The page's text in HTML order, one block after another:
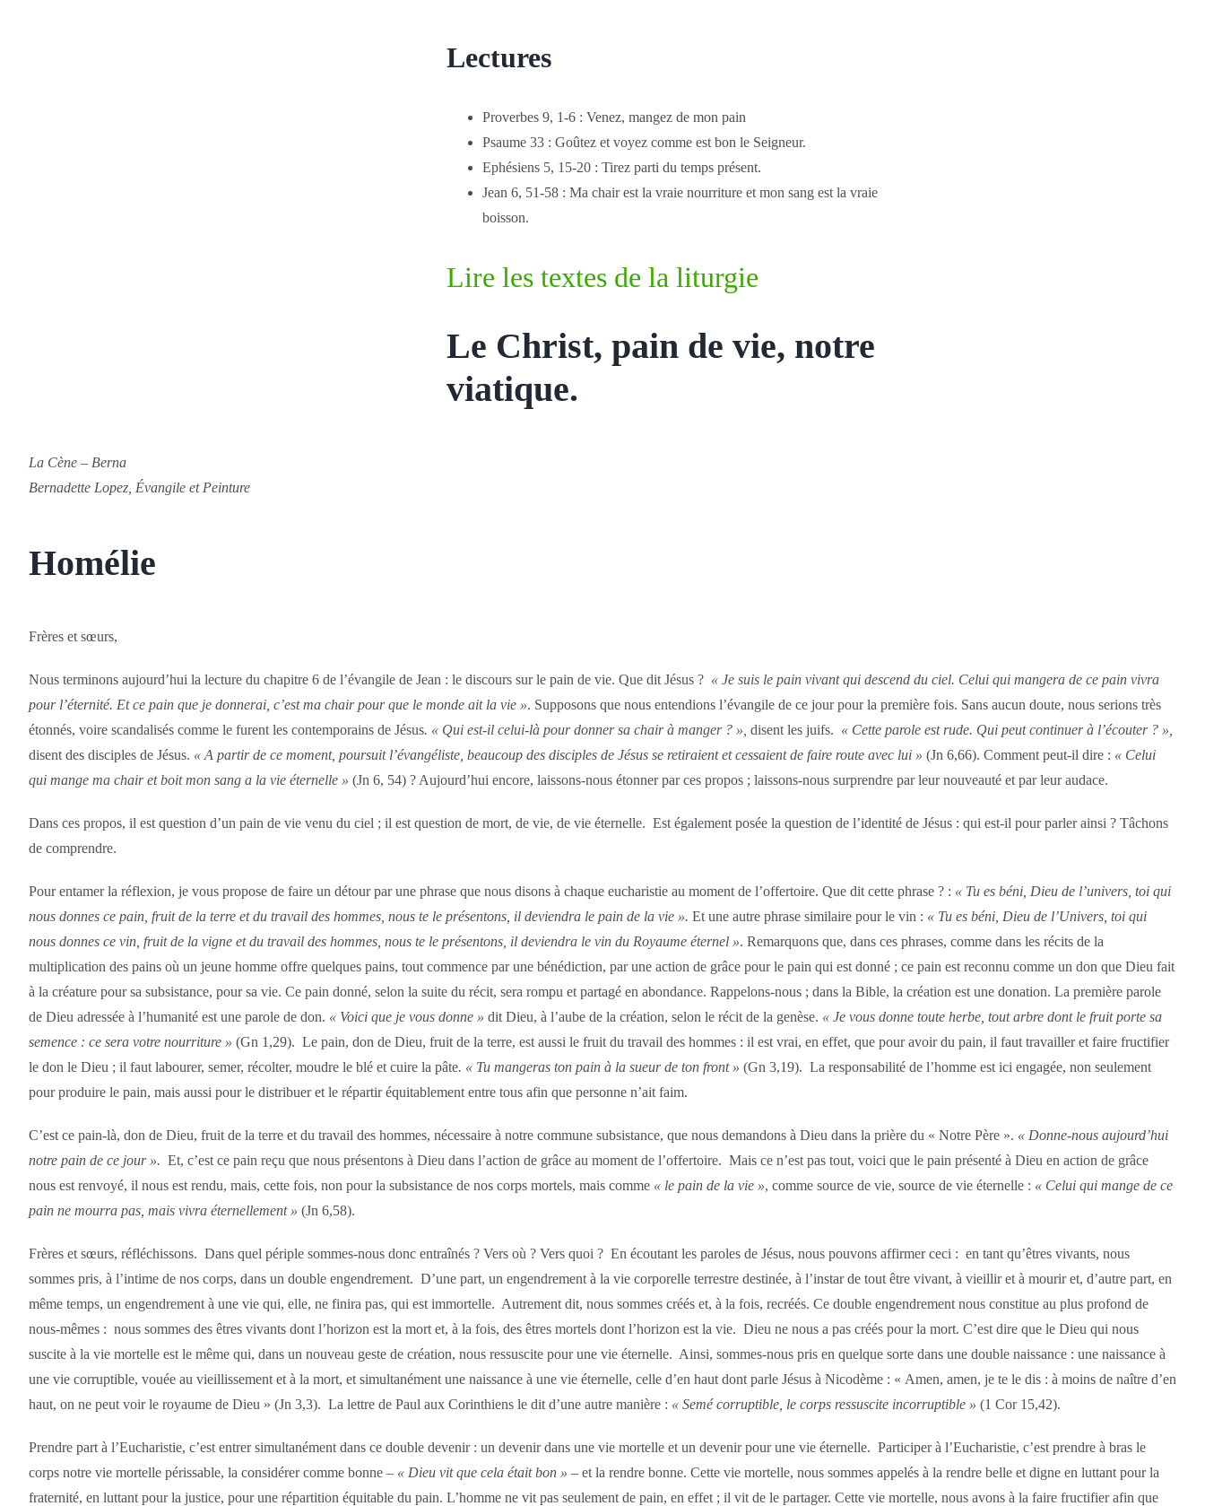
Lectures
Proverbes 9, 1-6 : Venez, mangez de mon pain
Psaume 33 : Goûtez et voyez comme est bon le Seigneur.
Ephésiens 5, 15-20 : Tirez parti du temps présent.
Jean 6, 51-58 : Ma chair est la vraie nourriture et mon sang est la vraie
boisson.
Lire les textes de la liturgie
Le Christ, pain de vie, notre
viatique.
La Cène – Berna
Bernadette Lopez, Évangile et Peinture
Homélie
Frères et sœurs,
Nous terminons aujourd’hui la lecture du chapitre 6 de l’évangile de Jean : le discours sur le pain de vie. Que dit Jésus ? « Je suis le pain vivant qui descend du ciel. Celui qui mangera de ce pain vivra
pour l’éternité. Et ce pain que je donnerai, c’est ma chair pour que le monde ait la vie ». Supposons que nous entendions l’évangile de ce jour pour la première fois. Sans aucun doute, nous serions très
étonnés, voire scandalisés comme le furent les contemporains de Jésus. « Qui est-il celui-là pour donner sa chair à manger ? », disent les juifs. « Cette parole est rude. Qui peut continuer à l’écouter ? »,
disent des disciples de Jésus. « A partir de ce moment, poursuit l’évangéliste, beaucoup des disciples de Jésus se retiraient et cessaient de faire route avec lui » (Jn 6,66). Comment peut-il dire : « Celui
qui mange ma chair et boit mon sang a la vie éternelle » (Jn 6, 54) ? Aujourd’hui encore, laissons-nous étonner par ces propos ; laissons-nous surprendre par leur nouveauté et par leur audace.
Dans ces propos, il est question d’un pain de vie venu du ciel ; il est question de mort, de vie, de vie éternelle. Est également posée la question de l’identité de Jésus : qui est-il pour parler ainsi ? Tâchons
de comprendre.
Pour entamer la réflexion, je vous propose de faire un détour par une phrase que nous disons à chaque eucharistie au moment de l’offertoire. Que dit cette phrase ? : « Tu es béni, Dieu de l’univers, toi qui
nous donnes ce pain, fruit de la terre et du travail des hommes, nous te le présentons, il deviendra le pain de la vie ». Et une autre phrase similaire pour le vin : « Tu es béni, Dieu de l’Univers, toi qui
nous donnes ce vin, fruit de la vigne et du travail des hommes, nous te le présentons, il deviendra le vin du Royaume éternel ». Remarquons que, dans ces phrases, comme dans les récits de la
multiplication des pains où un jeune homme offre quelques pains, tout commence par une bénédiction, par une action de grâce pour le pain qui est donné ; ce pain est reconnu comme un don que Dieu fait
à la créature pour sa subsistance, pour sa vie. Ce pain donné, selon la suite du récit, sera rompu et partagé en abondance. Rappelons-nous ; dans la Bible, la création est une donation. La première parole
de Dieu adressée à l’humanité est une parole de don. « Voici que je vous donne » dit Dieu, à l’aube de la création, selon le récit de la genèse. « Je vous donne toute herbe, tout arbre dont le fruit porte sa
semence : ce sera votre nourriture » (Gn 1,29). Le pain, don de Dieu, fruit de la terre, est aussi le fruit du travail des hommes : il est vrai, en effet, que pour avoir du pain, il faut travailler et faire fructifier
le don le Dieu ; il faut labourer, semer, récolter, moudre le blé et cuire la pâte. « Tu mangeras ton pain à la sueur de ton front » (Gn 3,19). La responsabilité de l’homme est ici engagée, non seulement
pour produire le pain, mais aussi pour le distribuer et le répartir équitablement entre tous afin que personne n’ait faim.
C’est ce pain-là, don de Dieu, fruit de la terre et du travail des hommes, nécessaire à notre commune subsistance, que nous demandons à Dieu dans la prière du « Notre Père ». « Donne-nous aujourd’hui
notre pain de ce jour ». Et, c’est ce pain reçu que nous présentons à Dieu dans l’action de grâce au moment de l’offertoire. Mais ce n’est pas tout, voici que le pain présenté à Dieu en action de grâce
nous est renvoyé, il nous est rendu, mais, cette fois, non pour la subsistance de nos corps mortels, mais comme « le pain de la vie », comme source de vie, source de vie éternelle : « Celui qui mange de ce
pain ne mourra pas, mais vivra éternellement » (Jn 6,58).
Frères et sœurs, réfléchissons. Dans quel périple sommes-nous donc entraînés ? Vers où ? Vers quoi ? En écoutant les paroles de Jésus, nous pouvons affirmer ceci : en tant qu’êtres vivants, nous
sommes pris, à l’intime de nos corps, dans un double engendrement. D’une part, un engendrement à la vie corporelle terrestre destinée, à l’instar de tout être vivant, à vieillir et à mourir et, d’autre part, en
même temps, un engendrement à une vie qui, elle, ne finira pas, qui est immortelle. Autrement dit, nous sommes créés et, à la fois, recréés. Ce double engendrement nous constitue au plus profond de
nous-mêmes : nous sommes des êtres vivants dont l’horizon est la mort et, à la fois, des êtres mortels dont l’horizon est la vie. Dieu ne nous a pas créés pour la mort. C’est dire que le Dieu qui nous
suscite à la vie mortelle est le même qui, dans un nouveau geste de création, nous ressuscite pour une vie éternelle. Ainsi, sommes-nous pris en quelque sorte dans une double naissance : une naissance à
une vie corruptible, vouée au vieillissement et à la mort, et simultanément une naissance à une vie éternelle, celle d’en haut dont parle Jésus à Nicodème : « Amen, amen, je te le dis : à moins de naître d’en
haut, on ne peut voir le royaume de Dieu » (Jn 3,3). La lettre de Paul aux Corinthiens le dit d’une autre manière : « Semé corruptible, le corps ressuscite incorruptible » (1 Cor 15,42).
Prendre part à l’Eucharistie, c’est entrer simultanément dans ce double devenir : un devenir dans une vie mortelle et un devenir pour une vie éternelle. Participer à l’Eucharistie, c’est prendre à bras le
corps notre vie mortelle périssable, la considérer comme bonne – « Dieu vit que cela était bon » – et la rendre bonne. Cette vie mortelle, nous sommes appelés à la rendre belle et digne en luttant pour la
fraternité, en luttant pour la justice, pour une répartition équitable du pain. L’homme ne vit pas seulement de pain, en effet ; il vit de le partager. Cette vie mortelle, nous avons à la faire fructifier afin que